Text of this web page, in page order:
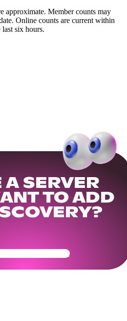
approximate. Member counts may
Online counts are current within
last six hours.
A SERVER
TO ADD
Community Ready